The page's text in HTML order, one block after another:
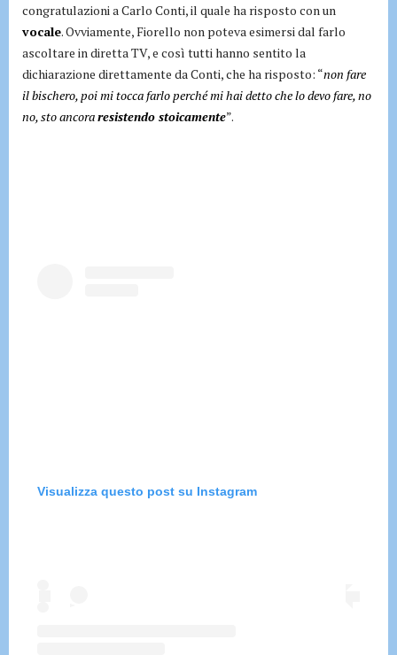
congratulazioni a Carlo Conti, il quale ha risposto con un
vocale. Ovviamente, Fiorello non poteva esimersi dal farlo
ascoltare in diretta TV, e così tutti hanno sentito la
dichiarazione direttamente da Conti, che ha risposto: “non fare
il bischero, poi mi tocca farlo perché mi hai detto che lo devo fare, no
no, sto ancoraresistendo stoicamente”.
Visualizza questo post su Instagram